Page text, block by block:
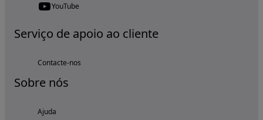
YouTube
Serviço de apoio ao cliente
Contacte-nos
Sobre nós
Ajuda